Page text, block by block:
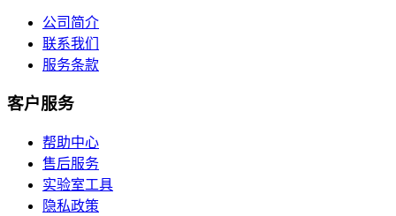
公司简介
联系我们
服务条款
客户服务
帮助中心
售后服务
实验室工具
隐私政策